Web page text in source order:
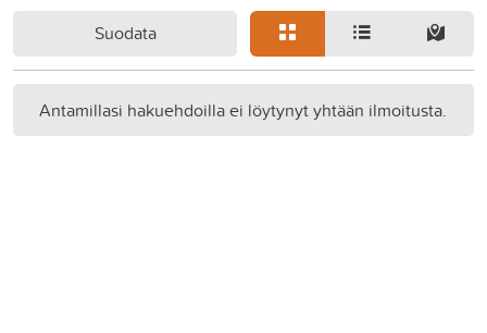
Suodata
Antamillasi hakuehdoilla ei löytynyt yhtään ilmoitusta.